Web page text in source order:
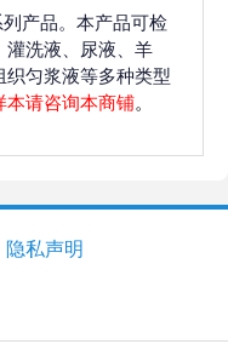
产品。本产品可检
灌洗液、尿液、羊
匀浆液等多种类型
本请咨询本商铺。
隐私声明